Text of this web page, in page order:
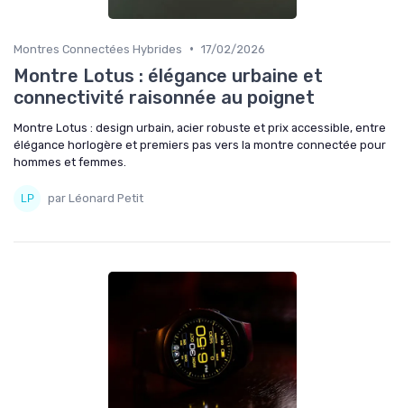
Montres Connectées Hybrides • 17/02/2026
Montre Lotus : élégance urbaine et
connectivité raisonnée au poignet
Montre Lotus : design urbain, acier robuste et prix accessible, entre
élégance horlogère et premiers pas vers la montre connectée pour
hommes et femmes.
par Léonard Petit